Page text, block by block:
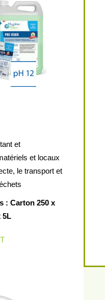
et
et locaux
le transport et
: Carton 250 x
5L